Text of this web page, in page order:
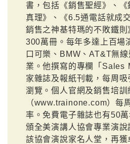
書，包括《銷售聖經》、
真理》、《6.5通電話就成
銷售之神基特瑪的不敗鐵
300萬冊。每年多達上百場
口可樂、BMW、AT&T無
業。他撰寫的專欄「Sales
家雜誌及報紙刊載，每周
瀏覽。個人官網及銷售培訓
（www.trainone.com）每
率。免費電子雜誌也有50
頒全美演講人協會專業演
該協會演說家名人堂，再